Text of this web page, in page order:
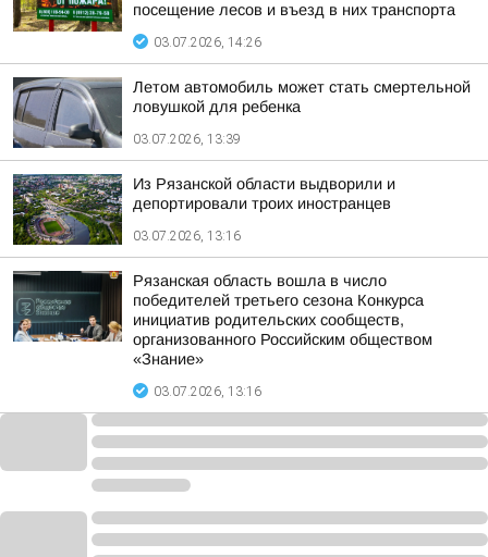
посещение лесов и въезд в них транспорта
03.07.2026, 14:26
Летом автомобиль может стать смертельной
ловушкой для ребенка
03.07.2026, 13:39
Из Рязанской области выдворили и
депортировали троих иностранцев
03.07.2026, 13:16
Рязанская область вошла в число
победителей третьего сезона Конкурса
инициатив родительских сообществ,
организованного Российским обществом
«Знание»
03.07.2026, 13:16